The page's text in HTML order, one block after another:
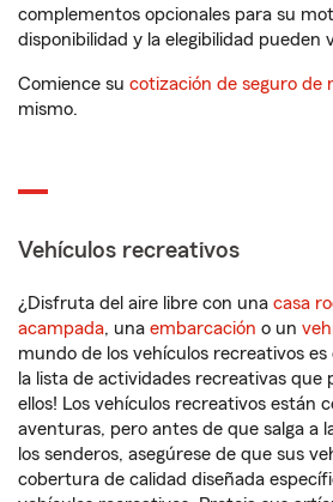
complementos opcionales para su
disponibilidad y la elegibilidad pueden
Comience su cotización de seguro de
mismo.
Vehículos recreativos
¿Disfruta del aire libre con una casa
acampada, una embarcación o un
mundo de los vehículos recreativos
la lista de actividades recreativas
ellos! Los vehículos recreativos están
aventuras, pero antes de que salga a
los senderos, asegúrese de que sus
cobertura de calidad diseñada